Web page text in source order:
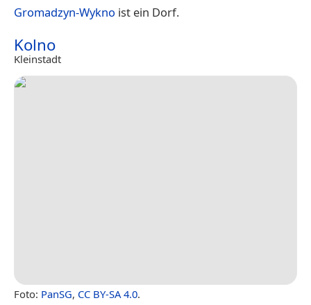
Gromadzyn-Wykno ist ein Dorf.
Kolno
Kleinstadt
Foto: PanSG, CC BY-SA 4.0.